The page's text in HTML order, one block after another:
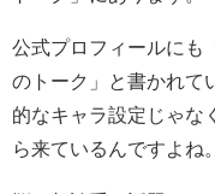
公式プロフィールにも
のトーク」と書かれて
的なキャラ設定じゃな
ら来ているんですよね。